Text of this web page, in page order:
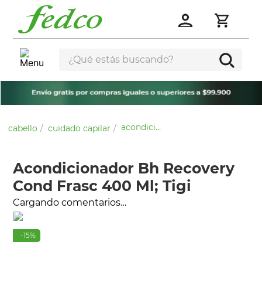
¿Qué estás buscando?
cabello cuidado capilar acondicionador bh recovery cond frasc 400 ml; tigi
Acondicionador Bh Recovery
Cond Frasc 400 Ml; Tigi
Cargando comentarios…
-15%